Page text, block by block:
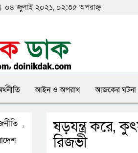
০৪ জুলাই ২০২১, ০২:৩৫ অপরাহ্ন
আইন ও অপরাধ আজকের ঘটনা
,
ষড়যন্ত্র করে,
রিজভী